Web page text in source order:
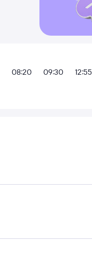
08:20 09:30 12:55